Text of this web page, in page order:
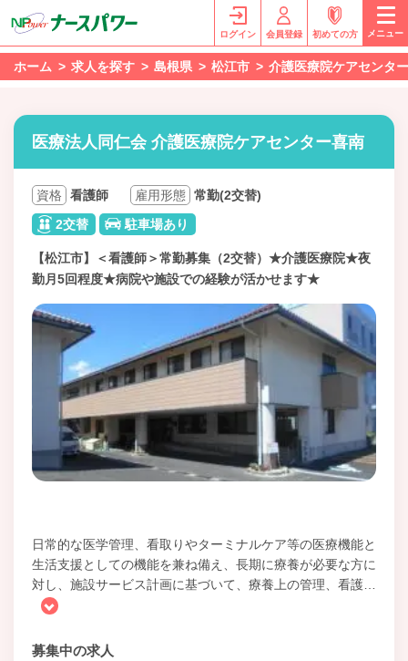
ログイン 会員登録 初めての方 メニュー
ホーム 求人を探す 島根県 松江市 介護医療院ケアセンタ
医療法人同仁会 介護医療院ケアセンター喜南
資格 看護師 雇用形態 常勤(2交替)
2交替
駐車場あり
【松江市】＜看護師＞常勤募集（2交替）★介護医療院★夜
勤月5回程度★病院や施設での経験が活かせます★
日常的な医学管理、看取りやターミナルケア等の医療機能と
生活支援としての機能を兼ね備え、長期に療養が必要な方に
対し、施設サービス計画に基づいて、療養上の管理、看護
募集中の求人